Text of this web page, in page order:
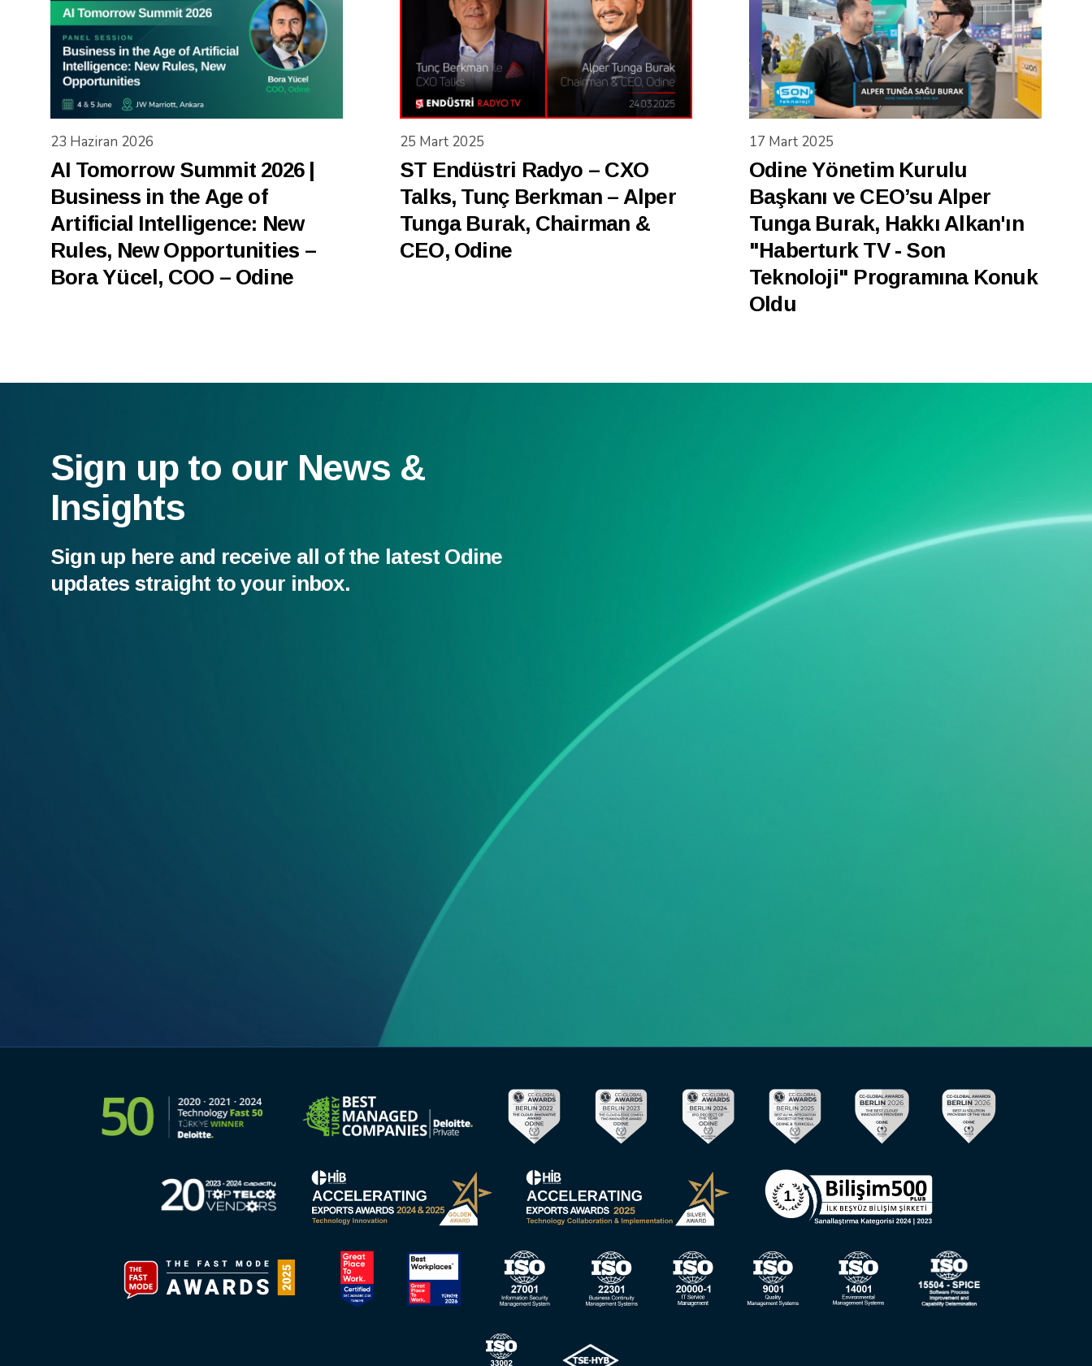
23 Haziran 2026
AI Tomorrow Summit 2026 |
Business in the Age of
Artificial Intelligence: New
Rules, New Opportunities –
Bora Yücel, COO – Odine
25 Mart 2025
ST Endüstri Radyo – CXO
Talks, Tunç Berkman – Alper
Tunga Burak, Chairman &
CEO, Odine
17 Mart 2025
Odine Yönetim Kurulu
Başkanı ve CEO’su Alper
Tunga Burak, Hakkı Alkan'ın
"Haberturk TV - Son
Teknoloji" Programına Konuk
Oldu
Sign up to our News &
Insights
Sign up here and receive all of the latest Odine
updates straight to your inbox.